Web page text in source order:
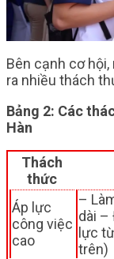
Bên cạnh cơ
ra nhiều thách
Bảng 2: Các
Hàn
Thách
thức
Áp lực
công việc
cao
–
dài –
lực
trên)